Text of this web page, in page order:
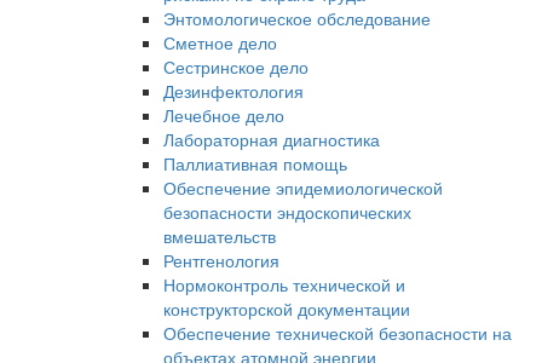
Энтомологическое обследование
Сметное дело
Сестринское дело
Дезинфектология
Лечебное дело
Лабораторная диагностика
Паллиативная помощь
Обеспечение эпидемиологической
безопасности эндоскопических
вмешательств
Рентгенология
Нормоконтроль технической и
конструкторской документации
Обеспечение технической безопасности на
объектах атомной энергии